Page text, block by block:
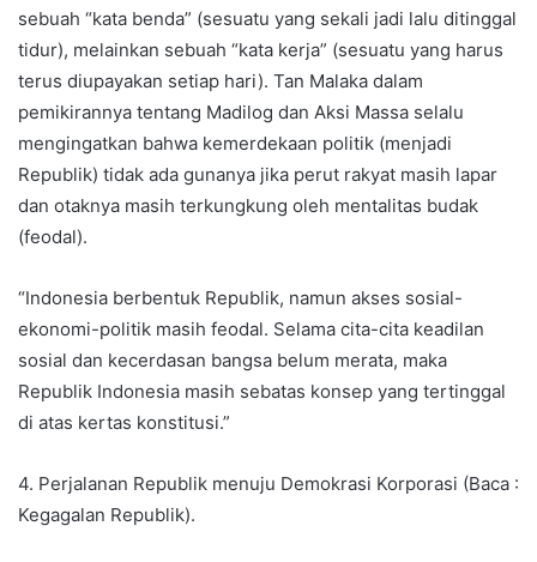
sebuah “kata benda” (sesuatu yang sekali jadi lalu ditinggal
tidur), melainkan sebuah “kata kerja” (sesuatu yang harus
terus diupayakan setiap hari). Tan Malaka dalam
pemikirannya tentang Madilog dan Aksi Massa selalu
mengingatkan bahwa kemerdekaan politik (menjadi
Republik) tidak ada gunanya jika perut rakyat masih lapar
dan otaknya masih terkungkung oleh mentalitas budak
(feodal).
​“Indonesia berbentuk Republik, namun akses sosial-
ekonomi-politik masih feodal. Selama cita-cita keadilan
sosial dan kecerdasan bangsa belum merata, maka
Republik Indonesia masih sebatas konsep yang tertinggal
di atas kertas konstitusi.”
4. Perjalanan Republik menuju Demokrasi Korporasi (Baca :
Kegagalan Republik).